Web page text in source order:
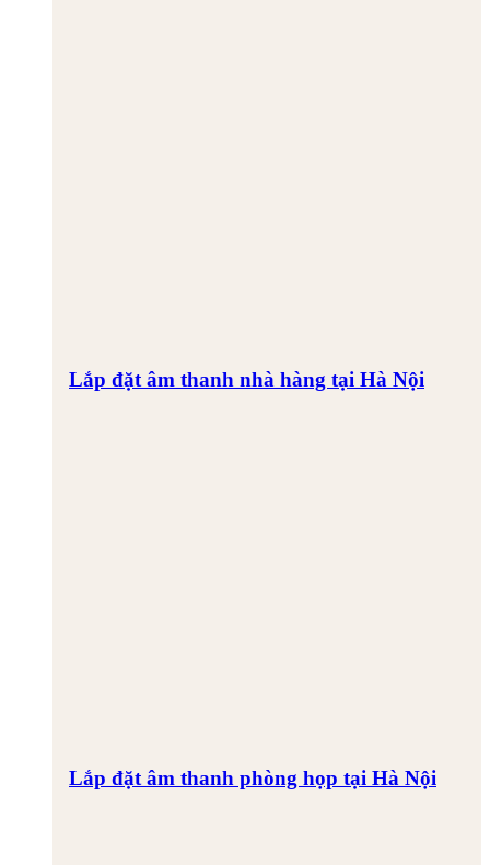
Lắp đặt âm thanh nhà hàng tại Hà Nội
Lắp đặt âm thanh phòng họp tại Hà Nội